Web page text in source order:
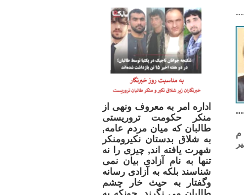
اداره امر به معروف ونهی از
منکر حکومت تروریستی
طالبان که میان مردم عامه,
به شلاق بدستان نکیرومنکر
شهرت یافته اند, چیزی را نه
تنها به نام آزادی بیان نمی
شناسند بلکه به آزادی رسانه
وگفتار به حیث خار چشم